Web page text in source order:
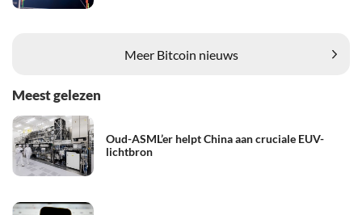
Meer Bitcoin nieuws
Meest gelezen
Oud-ASML’er helpt China aan cruciale EUV-
lichtbron